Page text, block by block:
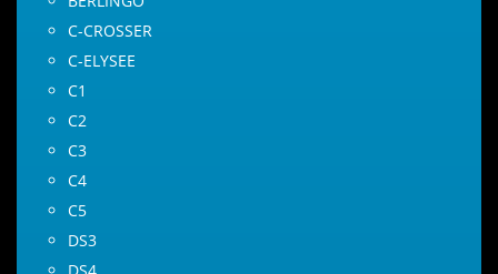
C-CROSSER
C-ELYSEE
C1
C2
C3
C4
C5
DS3